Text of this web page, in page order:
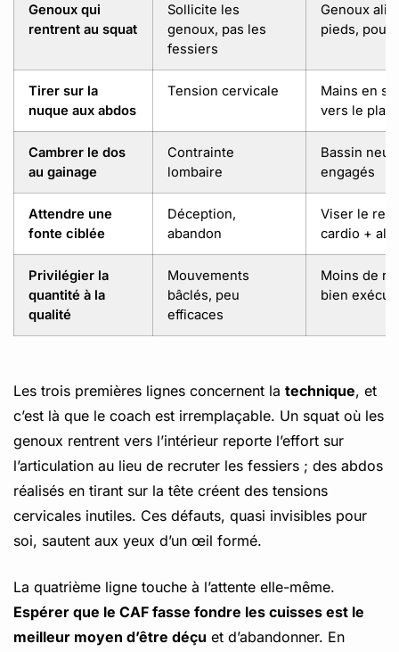
Genoux qui
rentrent au squat
Sollicite les
genoux, pas les
fessiers
Genoux
pieds,
Tirer sur la
nuque aux abdos
Tension cervicale
Mains en
vers le
Cambrer le dos
au gainage
Contrainte
lombaire
Bassin
engagés
Attendre une
fonte ciblée
Déception,
abandon
Viser le
cardio +
Privilégier la
quantité à la
qualité
Mouvements
bâclés, peu
efficaces
Moins de
bien
Les trois premières lignes concernent la technique, et
c’est là que le coach est irremplaçable. Un squat où les
genoux rentrent vers l’intérieur reporte l’effort sur
l’articulation au lieu de recruter les fessiers ; des abdos
réalisés en tirant sur la tête créent des tensions
cervicales inutiles. Ces défauts, quasi invisibles pour
soi, sautent aux yeux d’un œil formé.
La quatrième ligne touche à l’attente elle-même.
Espérer que le CAF fasse fondre les cuisses est le
meilleur moyen d’être déçu et d’abandonner. En